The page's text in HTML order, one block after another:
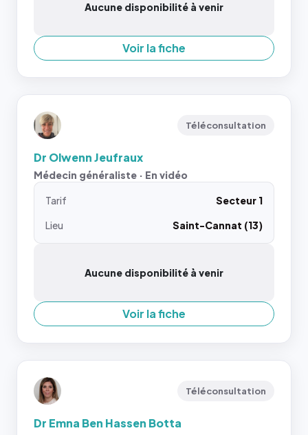
Aucune disponibilité à venir
Voir la fiche
Téléconsultation
Dr Olwenn Jeufraux
Médecin généraliste · En vidéo
Tarif
Secteur 1
Lieu
Saint-Cannat (13)
Aucune disponibilité à venir
Voir la fiche
Téléconsultation
Dr Emna Ben Hassen Botta